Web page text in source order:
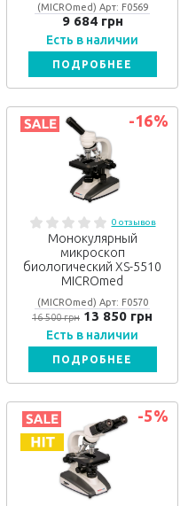
(MICROmed) Арт: F0569
9 684 грн
Есть в наличии
ПОДРОБНЕЕ
-16%
0 отзывов
Монокулярный
микроскоп
биологический XS-5510
MICROmed
(MICROmed) Арт: F0570
16 500 грн 13 850 грн
Есть в наличии
ПОДРОБНЕЕ
-5%